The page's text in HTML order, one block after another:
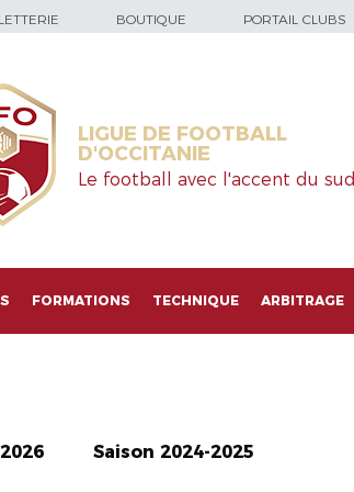
BOUTIQUE PORTAIL CLUBS
LIGUE DE FOOTBALL
D'OCCITANIE
Le football avec l'accent du sud.
FORMATIONS TECHNIQUE ARBITRAGE
Saison 2024-2025